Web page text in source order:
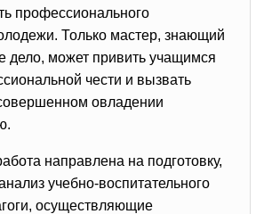
профессионального
Только мастер, знающий
дело, может привить учащимся
чести и вызвать
овладении
направлена на подготовку,
учебно-воспитательного
осуществляющие